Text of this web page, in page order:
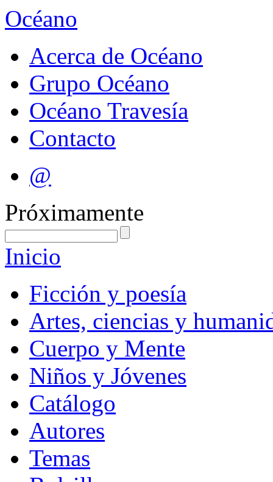
Océano
Acerca de Océano
Grupo Océano
Océano Travesía
Contacto
@
Próximamente
Inicio
Ficción y poesía
Artes, ciencias y
Cuerpo y Mente
Niños y Jóvenes
Catálogo
Autores
Temas